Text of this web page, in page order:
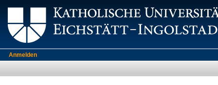
Anmelden